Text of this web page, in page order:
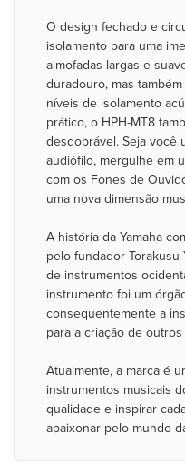
O design fechado e
isolamento para uma
almofadas largas e
duradouro, mas
níveis de isolamento
prático, o HPH-MT8
desdobrável. Seja você
audiófilo, mergulhe em
com os Fones de
uma nova dimensão
A história da Yamaha
pelo fundador Torakusu
de instrumentos
instrumento foi um
consequentemente a
para a criação de
Atualmente, a marca é
instrumentos musicais
qualidade e inspirar
apaixonar pelo mundo